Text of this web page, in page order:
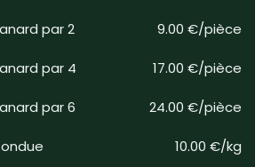
par 2 9.00 €/pièce
par 4 17.00 €/pièce
par 6 24.00 €/pièce
10.00 €/kg